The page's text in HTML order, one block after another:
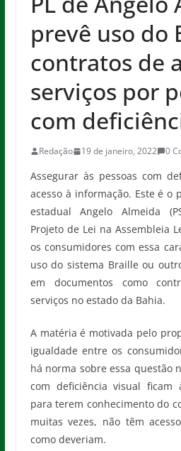
prevê uso do
contratos de
serviços por
com
Redação 19 de janeiro, 2022 0
Assegurar às pessoas com
acesso à informação. Este é o
estadual Angelo Almeida
Projeto de Lei na Assembleia
os consumidores com essa
uso do sistema Braille ou
em documentos como
serviços no estado da Bahia.
A matéria é motivada pelo
igualdade entre os
há norma sobre essa questão
com deficiência visual ficam
para terem conhecimento do
muitas vezes, não têm
como deveriam.